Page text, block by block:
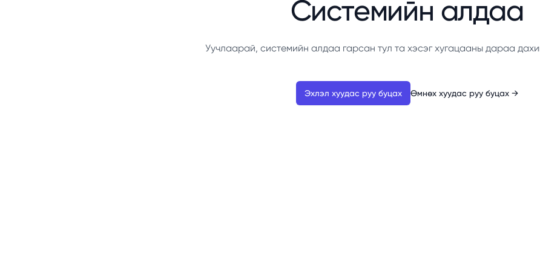
Системийн алдаа
Уучлаарай, системийн алдаа гарсан тул та хэсэг хугацааны дараа
Эхлэл хуудас руу буцах Өмнөх хуудас руу буцах →